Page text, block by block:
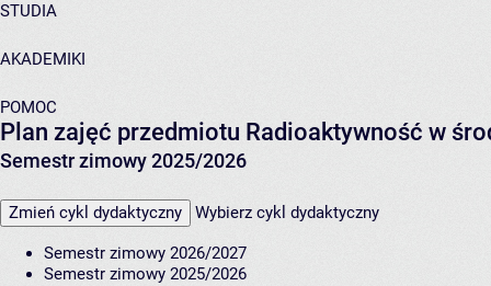
STUDIA
AKADEMIKI
POMOC
Plan zajęć przedmiotu Radioaktywność w
Semestr zimowy 2025/2026
Zmień cykl dydaktyczny Wybierz cykl dydaktyczny
Semestr zimowy 2026/2027
Semestr zimowy 2025/2026